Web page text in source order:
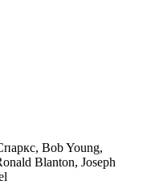
Bob Young,
Blanton, Joseph